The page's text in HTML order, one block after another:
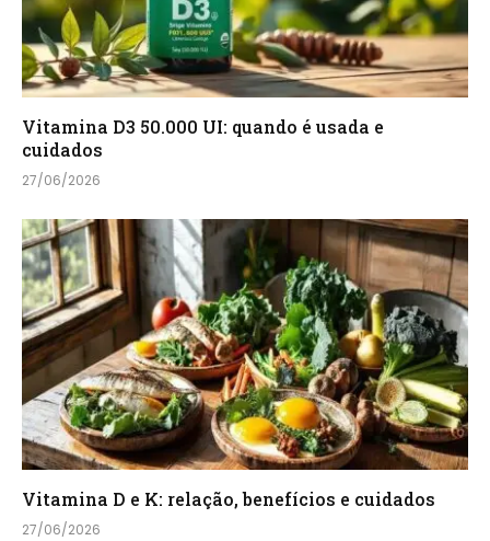
Vitamina D3 50.000 UI: quando é usada e
cuidados
27/06/2026
Vitamina D e K: relação, benefícios e cuidados
27/06/2026